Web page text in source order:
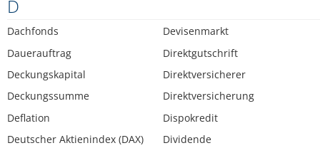
D
Dachfonds
Dauerauftrag
Deckungskapital
Deckungssumme
Deflation
Deutscher Aktienindex (DAX)
Devisenmarkt
Direktgutschrift
Direktversicherer
Direktversicherung
Dispokredit
Dividende